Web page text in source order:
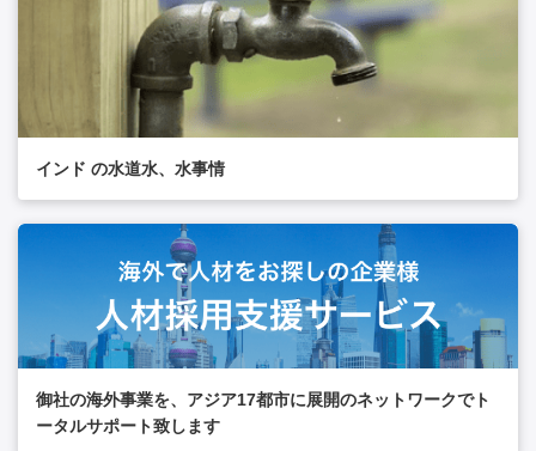
インド の水道水、水事情
御社の海外事業を、アジア17都市に展開のネットワークでト
ータルサポート致します